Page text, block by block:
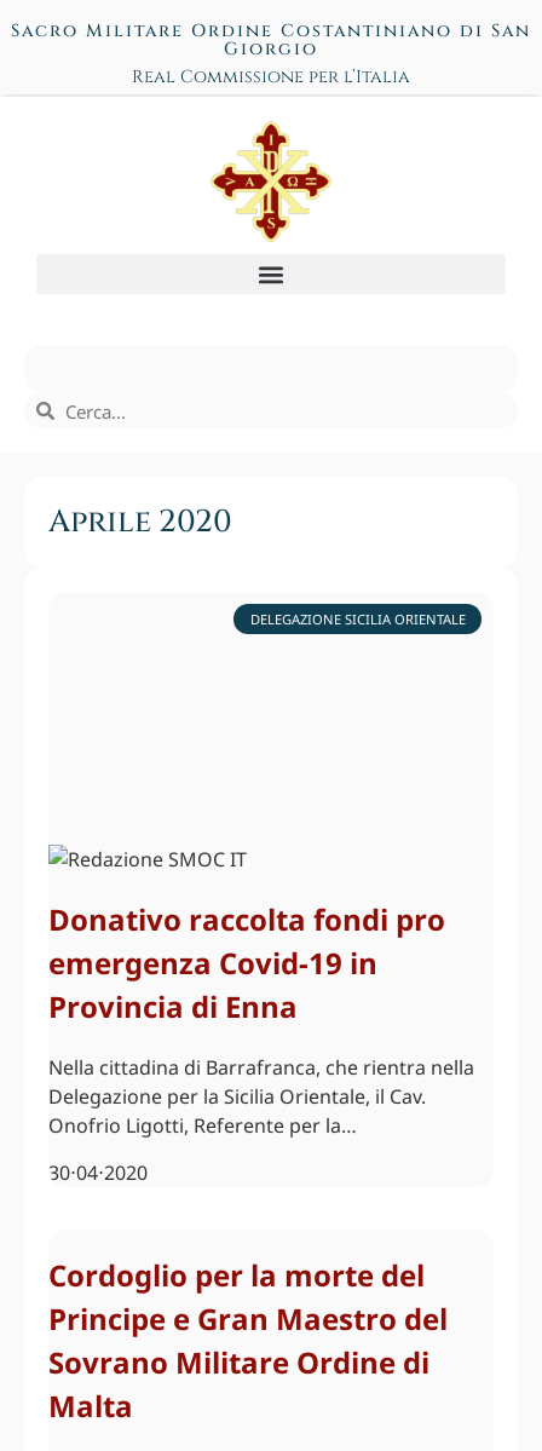
Sacro Militare Ordine Costantiniano di San
Giorgio
Real Commissione per l’Italia
Aprile 2020
DELEGAZIONE SICILIA ORIENTALE
Donativo raccolta fondi pro
emergenza Covid-19 in
Provincia di Enna
Nella cittadina di Barrafranca, che rientra nella
Delegazione per la Sicilia Orientale, il Cav.
Onofrio Ligotti, Referente per la…
30⋅04⋅2020
Cordoglio per la morte del
Principe e Gran Maestro del
Sovrano Militare Ordine di
Malta